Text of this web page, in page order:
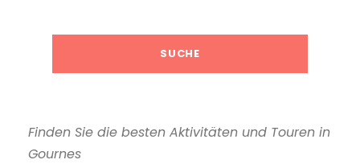
Finden Sie die besten Aktivitäten und Touren in
Gournes